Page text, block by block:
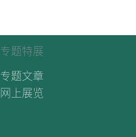
专题特展
专题文章
网上展览